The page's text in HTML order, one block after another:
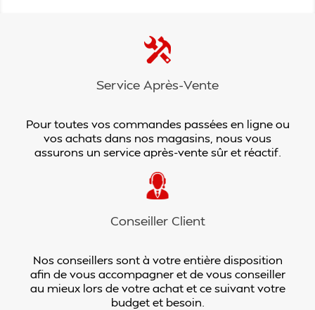
Service Après-Vente
Pour toutes vos commandes passées en ligne ou
vos achats dans nos magasins, nous vous
assurons un service après-vente sûr et réactif.
Conseiller Client
Nos conseillers sont à votre entière disposition
afin de vous accompagner et de vous conseiller
au mieux lors de votre achat et ce suivant votre
budget et besoin.